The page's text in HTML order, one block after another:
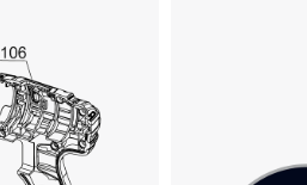
to trackers that are not disclosed to
visitor. The website owner needs to
the site with their CMP to add this
to the list of technologies used.
Powered by
Usercentrics Consent